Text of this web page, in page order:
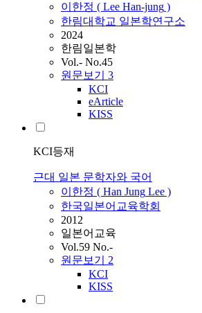
이한정 ( Lee Han-jung )
한림대학교 일본학연구소
2024
한림일본학
Vol.- No.45
원문보기 3
KCI
eArticle
KISS
KCI등재
근대 일본 문학자와 국어
이한정 ( Han Jung Lee )
한국일본어교육학회
2012
일본어교육
Vol.59 No.-
원문보기 2
KCI
KISS